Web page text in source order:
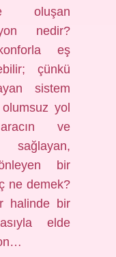
oluşan
nedir?
eş
çünkü
sistem
yol
ve
sağlayan,
bir
ne demek?
halinde bir
elde